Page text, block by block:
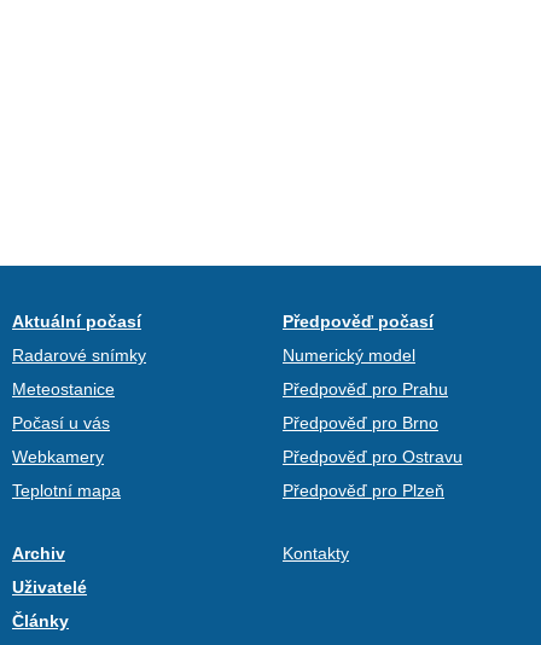
Aktuální počasí
Radarové snímky
Meteostanice
Počasí u vás
Webkamery
Teplotní mapa
Předpověď počasí
Numerický model
Předpověď pro Prahu
Předpověď pro Brno
Předpověď pro Ostravu
Předpověď pro Plzeň
Archiv
Uživatelé
Články
Kontakty